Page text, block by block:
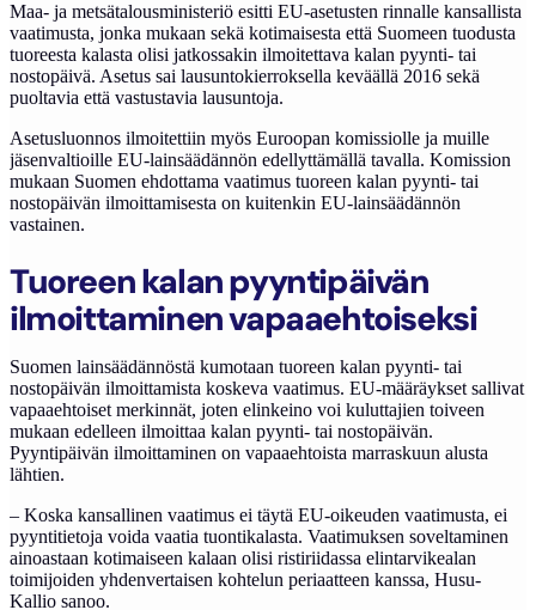
Maa- ja metsätalousministeriö esitti EU-asetusten rinnalle kansallista
vaatimusta, jonka mukaan sekä kotimaisesta että Suomeen tuodusta
tuoreesta kalasta olisi jatkossakin ilmoitettava kalan pyynti- tai
nostopäivä. Asetus sai lausuntokierroksella keväällä 2016 sekä
puoltavia että vastustavia lausuntoja.
Asetusluonnos ilmoitettiin myös Euroopan komissiolle ja muille
jäsenvaltioille EU-lainsäädännön edellyttämällä tavalla. Komission
mukaan Suomen ehdottama vaatimus tuoreen kalan pyynti- tai
nostopäivän ilmoittamisesta on kuitenkin EU-lainsäädännön
vastainen.
Tuoreen kalan pyyntipäivän
ilmoittaminen vapaaehtoiseksi
Suomen lainsäädännöstä kumotaan tuoreen kalan pyynti- tai
nostopäivän ilmoittamista koskeva vaatimus. EU-määräykset sallivat
vapaaehtoiset merkinnät, joten elinkeino voi kuluttajien toiveen
mukaan edelleen ilmoittaa kalan pyynti- tai nostopäivän.
Pyyntipäivän ilmoittaminen on vapaaehtoista marraskuun alusta
lähtien.
– Koska kansallinen vaatimus ei täytä EU-oikeuden vaatimusta, ei
pyyntitietoja voida vaatia tuontikalasta. Vaatimuksen soveltaminen
ainoastaan kotimaiseen kalaan olisi ristiriidassa elintarvikealan
toimijoiden yhdenvertaisen kohte­lun periaatteen kanssa, Husu-
Kallio sanoo.